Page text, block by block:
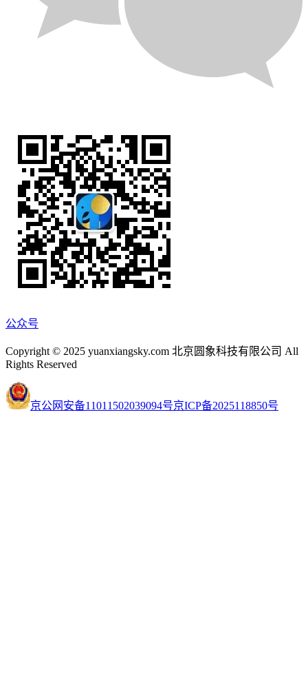
公众号
Copyright © 2025 yuanxiangsky.com 北京圆象科技有限公司 All
Rights Reserved
京公网安备11011502039094号京ICP备2025118850号